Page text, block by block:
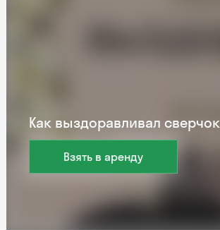
Как выздоравливал сверчок
Взять в аренду